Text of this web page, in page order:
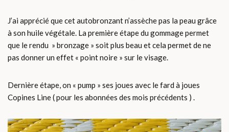
J’ai apprécié que cet autobronzant n’assèche pas la peau grâce
à son huile végétale. La première étape du gommage permet
que le rendu » bronzage » soit plus beau et cela permet de ne
pas donner un effet « point noire » sur le visage.
Dernière étape, on « pump » ses joues avec le fard à joues
Copines Line ( pour les abonnées des mois précédents ) .